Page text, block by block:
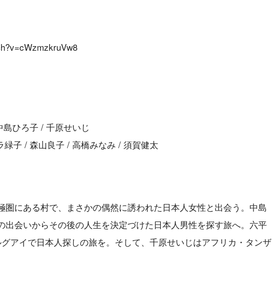
ひろ子 / 千原せいじ
子 / 森山良子 / 高橋みなみ / 須賀健太
圏にある村で、まさかの偶然に誘われた日本人女性と出会う。中島
出会いからその後の人生を決定づけた日本人男性を探す旅へ。六平
アイで日本人探しの旅を。そして、千原せいじはアフリカ・タンザ